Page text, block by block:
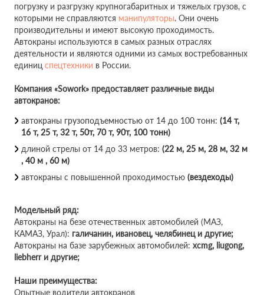
погрузку и разгрузку крупногабаритных и тяжелых грузов, с
которыми не справляются манипуляторы. Они очень
производительны и имеют высокую проходимость.
Автокраны используются в самых разных отраслях
деятельности и являются одними из самых востребованных
единиц спецтехники в России.
Компания «Sowork» предоставляет различные виды
автокранов:
автокраны грузоподъемностью от 14 до 100 тонн: (14 т,
16 т, 25 т, 32 т, 50т, 70 т, 90т, 100 тонн)
длиной стрелы от 14 до 33 метров: (22 м, 25 м, 28 м, 32 м
, 40 м , 60 м)
автокраны с повышенной проходимостью (вездеходы)
Модельный ряд:
Автокраны на безе отечественных автомобилей (МАЗ,
КАМАЗ, Урал): галичанин, ивановец, челябинец и другие;
Автокраны на базе зарубежных автомобилей: xcmg, liugong,
liebherr и другие;
Наши преимущества:
Опытные водители автокранов